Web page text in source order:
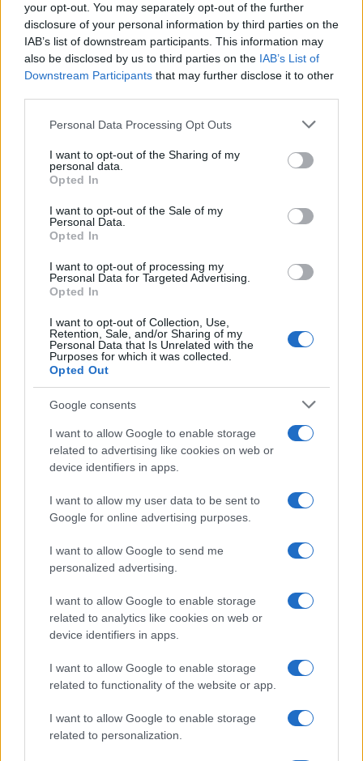
your opt-out. You may separately opt-out of the further
disclosure of your personal information by third parties on the
IAB’s list of downstream participants. This information may
also be disclosed by us to third parties on the IAB’s List of
Downstream Participants that may further disclose it to other
Please note that this website/app uses one or more Google
not limited to your visit or usage behaviour. You may click to
grant or deny consent to Google and its third-party tags to
use your data for below specified purposes in below Google
consent section.
Personal Data Processing Opt Outs
I want to opt-out of the Sharing of my
personal data.
Opted In
I want to opt-out of the Sale of my
Personal Data.
Opted In
I want to opt-out of processing my
Personal Data for Targeted Advertising.
Opted In
I want to opt-out of Collection, Use,
Retention, Sale, and/or Sharing of my
Personal Data that Is Unrelated with the
Purposes for which it was collected.
Opted Out
Google consents
I want to allow Google to enable storage
related to advertising like cookies on web or
device identifiers in apps.
I want to allow my user data to be sent to
Google for online advertising purposes.
I want to allow Google to send me
personalized advertising.
I want to allow Google to enable storage
related to analytics like cookies on web or
device identifiers in apps.
I want to allow Google to enable storage
related to functionality of the website or app.
I want to allow Google to enable storage
related to personalization.
Curso de verano de la Universidad de La
gastronómica
CRÓNICA
Tragedia en Santa Susanna: un bombero
fallece durante un incendio en un hotel
Un bombero de la Generalitat pierde la vida…
CRÓNICA